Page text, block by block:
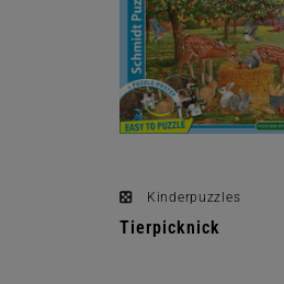
Kinderpuzzles
Tierpicknick